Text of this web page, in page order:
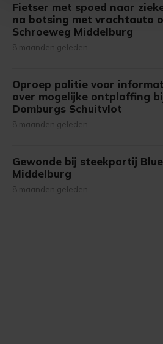
Met cookies werkt onze website
bezoek makkelijker en
onze cookiepagina kun je ons
Fietser met spoed naar
na botsing met vrachtauto
Schroeweg Middelburg
8 maanden geleden
Oproep politie voor
over mogelijke ontploffing
Domburgs Schuitvlot
8 maanden geleden
Gewonde bij steekpartij
Middelburg
8 maanden geleden